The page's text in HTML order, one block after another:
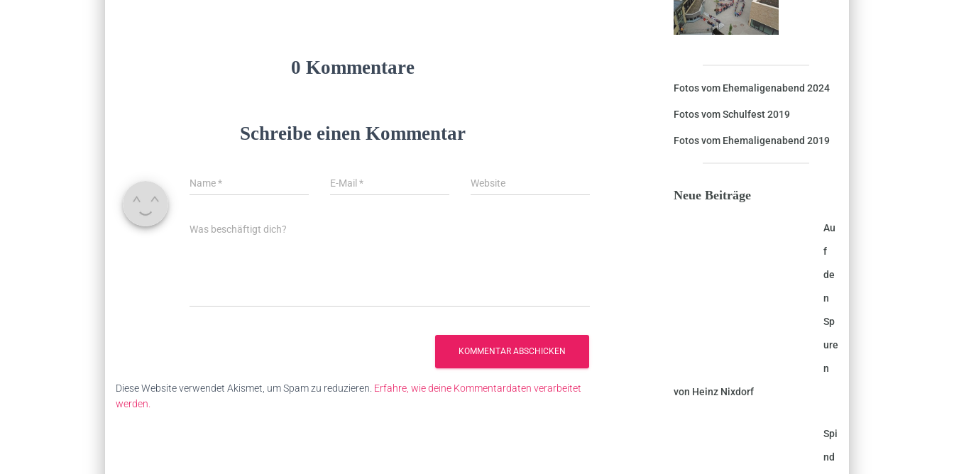
0 Kommentare
Schreibe einen Kommentar
Name* E-Mail * Website
Was beschäftigt dich?
Diese Website verwendet Akismet, um Spam zu reduzieren. Erfahre, wie deine Kommentardaten verarbeitet
werden.
Fotos vom Ehemaligenabend 2024
Fotos vom Schulfest 2019
Fotos vom Ehemaligenabend 2019
Neue Beiträge
Au
f
de
n
Sp
ure
n
von Heinz Nixdorf
Spi
nd